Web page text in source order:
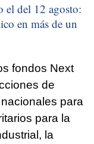
el del 12 agosto:
en más de un
fondos Next
de
para
para la
la